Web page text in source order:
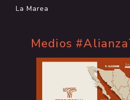
La Marea
Medios